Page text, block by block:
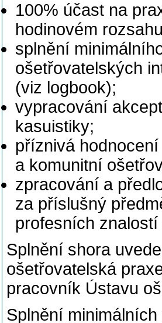
100% účast na
hodinovém
splnění
ošetřovatelských
(viz logbook);
vypracování
kasuistiky;
příznivá
a komunitní
zpracování a
za příslušný
profesních
Splnění shora
ošetřovatelská
pracovník Ústavu
Splnění